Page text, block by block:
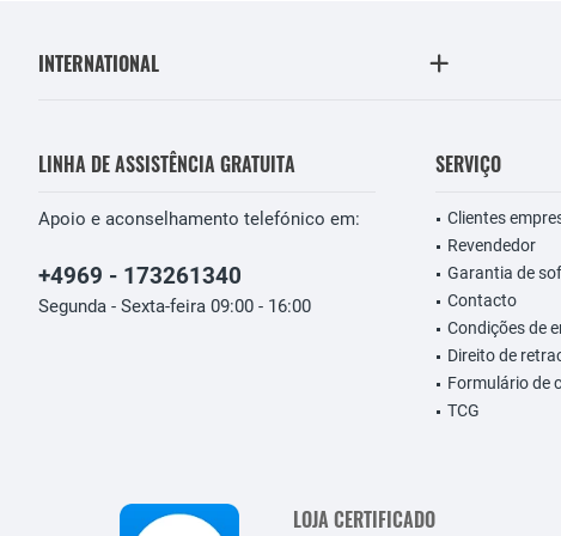
INTERNATIONAL
LINHA DE ASSISTÊNCIA GRATUITA
Apoio e aconselhamento telefónico em:
+4969 - 173261340
Segunda - Sexta-feira 09:00 - 16:00
SERVIÇO
Clientes
Revendedor
Garantia de
Contacto
Condições de
Direito de
Formulário de
TCG
LOJA CERTIFICADO